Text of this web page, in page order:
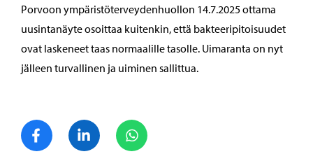
Porvoon ympäristöterveydenhuollon 14.7.2025 ottama
uusintanäyte osoittaa kuitenkin, että bakteeripitoisuudet
ovat laskeneet taas normaalille tasolle. Uimaranta on nyt
jälleen turvallinen ja uiminen sallittua.
Jaa FacebookJaa LinkedIn